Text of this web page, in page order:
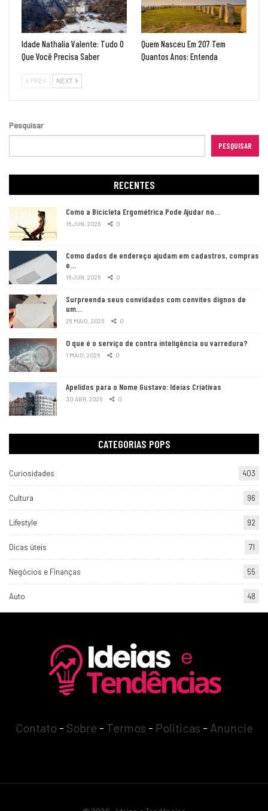
Idade Nathalia Valente: Tudo O
Que Você Precisa Saber
Quem Nasceu Em 207 Tem
Quantos Anos: Entenda
PREV NEXT
Pesquisar
PESQUISAR
RECENTES
Como a Bicicleta Ergométrica Pode Ajudar no…
16 JUN, 2026 0
Como dados de endereço ajudam em cadastros, compras
e…
16 JUN, 2026 0
Surpreenda seus convidados com convites dignos de
um…
25 MAIO, 2026 0
O que é o serviço de contra inteligência ou varredura?
1 MAIO, 2026 0
Apelidos para o Nome Gustavo: Ideias Criativas
30 ABR, 2026 0
CATEGORIAS POPS
Curiosidades 403
Cultura 96
Lifestyle 92
Dicas úteis 71
Negócios e Finanças 55
Auto 48
Contato - Sobre - Termos - Politicas - Anuncie